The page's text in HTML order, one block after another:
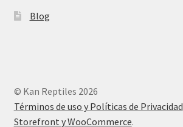
Blog
© Kan Reptiles 2026
Términos de uso y Políticas de Privacidad
Storefront y WooCommerce.